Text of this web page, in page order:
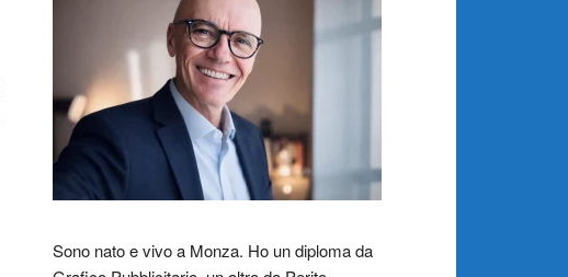
Sono nato e vivo a Monza. Ho un diploma da